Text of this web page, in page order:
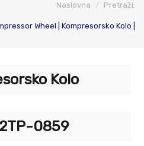
Naslovna Pretraži:
Wheel | Kompresorsko Kolo |
Kolo
0859